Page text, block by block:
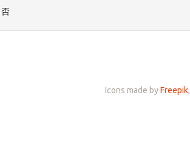
否
Icons made byFreepik,